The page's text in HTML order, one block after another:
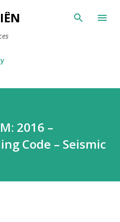
content
2016 –
Code – Seismic